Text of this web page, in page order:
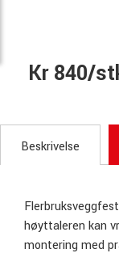
Kr 840/
Beskrivelse
høyttaleren kan
montering med